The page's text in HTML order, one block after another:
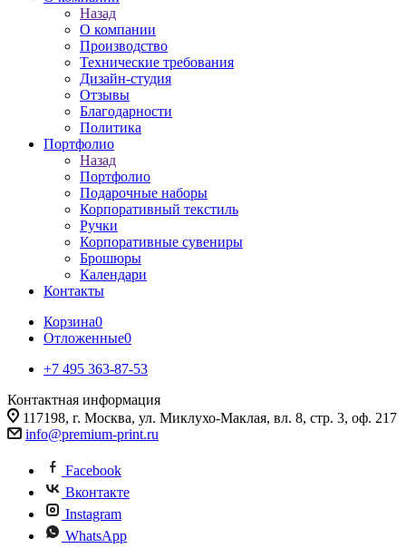
Назад
О компании
Производство
Технические требования
Дизайн-студия
Отзывы
Благодарности
Политика
Портфолио
Назад
Портфолио
Подарочные наборы
Корпоративный текстиль
Ручки
Корпоративные сувениры
Брошюры
Календари
Контакты
Корзина0
Отложенные0
+7 495 363-87-53
Контактная информация
117198, г. Москва, ул. Миклухо-Маклая, вл. 8, стр. 3, оф. 217
info@premium-print.ru
Facebook
Вконтакте
Instagram
WhatsApp